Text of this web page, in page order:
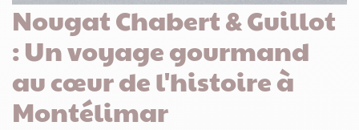
Nougat Chabert & Guillot
: Un voyage gourmand
au cœur de l'histoire à
Montélimar